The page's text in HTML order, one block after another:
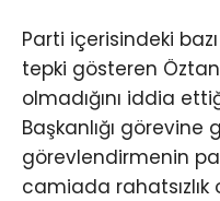
Parti içerisindeki
tepki gösteren
olmadığını iddia
Başkanlığı
görevlendirmenin
camiada